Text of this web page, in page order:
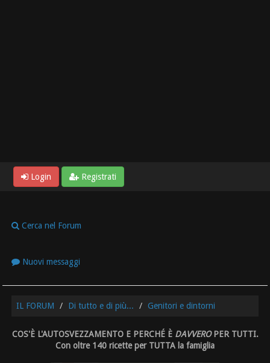
Login Registrati
Cerca nel Forum
Nuovi messaggi
IL FORUM Di tutto e di più... Genitori e dintorni
COS'È L'AUTOSVEZZAMENTO E PERCHÉ È DAVVEROPER TUTTI.
Con oltre 140 ricette per TUTTA la famiglia